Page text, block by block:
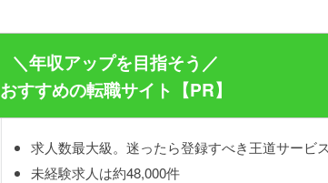
＼年収アップを目指そう／
おすすめの転職サイト【PR】
求人数最大級。迷ったら登録すべき王道サービス
未経験求人は約48,000件